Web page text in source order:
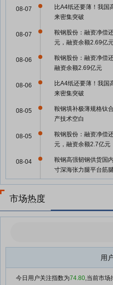
比A4纸还要薄！我国
来密集突破
08-07
鞍钢股份：融资净偿
元，融资余额2.69亿
08-07
鞍钢股份：融资净偿
融资余额2.69亿元
08-06
比A4纸还要薄！我国
来密集突破
08-06
鞍钢填补极薄规格钛
产技术空白
08-05
鞍钢股份：融资净偿
元，融资余额2.7亿元
08-05
鞍钢高强韧钢供货国
寸深海张力腿平台筋
08-04
鞍钢股份：融资净偿
鞍钢股份：融资净买
07-31
元，融资余额2.76亿
鞍钢股份：融资净偿
市场热度
用
今日用户关注指数为74.80,当前市场